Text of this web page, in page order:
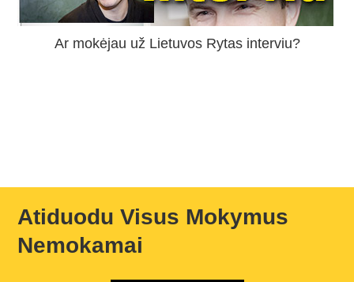
Ar mokėjau už Lietuvos Rytas interviu?
Atiduodu Visus Mokymus
Nemokamai